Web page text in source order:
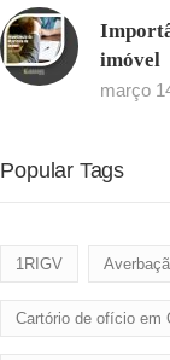
imóvel
março
Popular Tags
1RIGV
Cartório de ofício em